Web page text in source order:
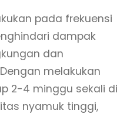
pada frekuensi
dampak
dan
melakukan
2-4 minggu sekali di
nyamuk tinggi,